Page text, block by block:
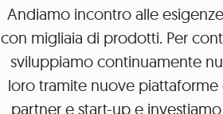
Andiamo incontro alle
con migliaia di prodotti. Per
sviluppiamo continuamente
loro tramite nuove
partner e start-up e